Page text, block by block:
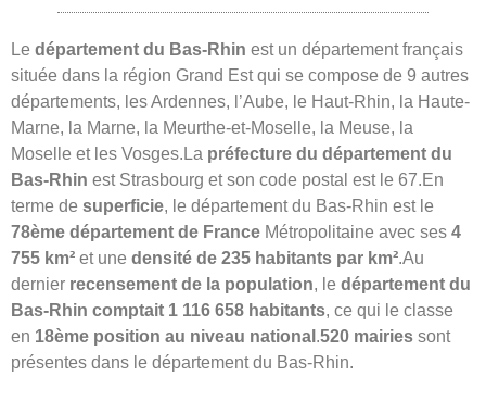
Le département du Bas-Rhin est un département français
située dans la région Grand Est qui se compose de 9 autres
départements, les Ardennes, l’Aube, le Haut-Rhin, la Haute-
Marne, la Marne, la Meurthe-et-Moselle, la Meuse, la
Moselle et les Vosges.La préfecture du département du
Bas-Rhin est Strasbourg et son code postal est le 67.En
terme de superficie, le département du Bas-Rhin est le
78ème département de France Métropolitaine avec ses 4
755 km² et une densité de 235 habitants par km².Au
dernier recensement de la population, le département du
Bas-Rhin comptait 1 116 658 habitants, ce qui le classe
en 18ème position au niveau national .520 mairies sont
présentes dans le département du Bas-Rhin.